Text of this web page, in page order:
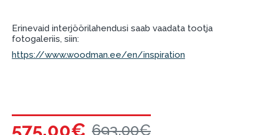
Erinevaid interjöörilahendusi saab vaadata tootja
fotogaleriis, siin:
https://www.woodman.ee/en/inspiration
575.00€ 693.00€